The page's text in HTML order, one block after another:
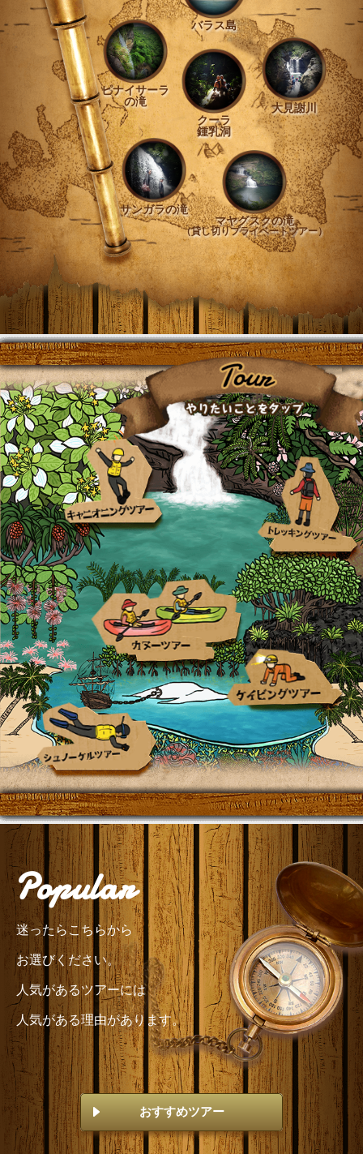
バラス島
ピナイサーラ
の滝
クーラ
鍾乳洞
大見謝川
サンガラの滝
マヤグスクの滝
（貸し切りプライベートツアー）
Popular
迷ったらこちらから
お選びください。
人気があるツアーには
人気がある理由があります。
おすすめツアー